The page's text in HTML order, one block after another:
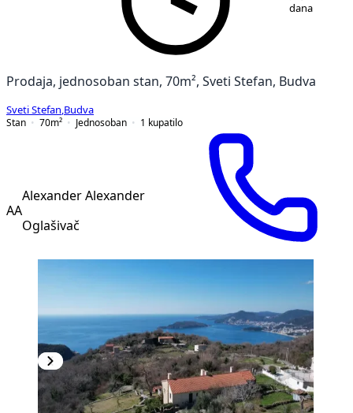
dana
Prodaja, jednosoban stan, 70m², Sveti Stefan, Budva
Sveti Stefan Budva
Stan
70m² Jednosoban 1 kupatilo
AA
Alexander Alexander
Oglašivač